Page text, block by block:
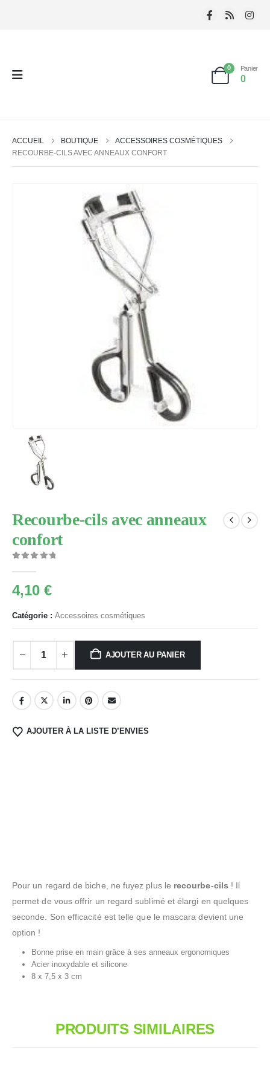
0 Panier
0
ACCUEIL BOUTIQUE
ACCESSOIRES COSMÉTIQUES
RECOURBE-CILS AVEC ANNEAUX CONFORT
Recourbe-cils avec anneaux
confort
4,10 €
Catégorie : Accessoires cosmétiques
AJOUTER AU PANIER
AJOUTER À LA LISTE D’ENVIES
Pour un regard de biche, ne fuyez plus le recourbe-cils ! Il
permet de vous offrir un regard sublimé et élargi en quelques
seconde. Son efficacité est telle que le mascara devient une
option !
Bonne prise en main grâce à ses anneaux ergonomiques
Acier inoxydable et silicone
8 x 7,5 x 3 cm
PRODUITS SIMILAIRES